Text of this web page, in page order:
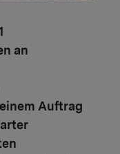
an
Auftrag